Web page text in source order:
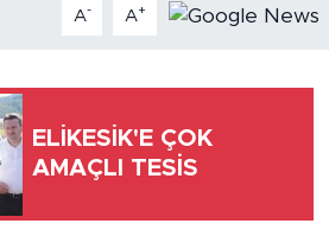
A- A+
ELİKESİK'E ÇOK
AMAÇLI TESİS